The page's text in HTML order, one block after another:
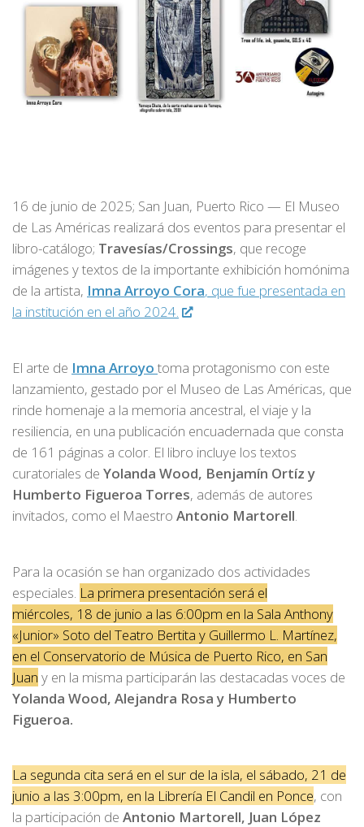
16 de junio de 2025; San Juan, Puerto Rico — El Museo
de Las Américas realizará dos eventos para presentar el
libro-catálogo; Travesías/Crossings, que recoge
imágenes y textos de la importante exhibición homónima
de la artista, Imna Arroyo Cora, que fue presentada en
la institución en el año 2024.
El arte de Imna Arroyo toma protagonismo con este
lanzamiento, gestado por el Museo de Las Américas, que
rinde homenaje a la memoria ancestral, el viaje y la
resiliencia, en una publicación encuadernada que consta
de 161 páginas a color. El libro incluye los textos
curatoriales de Yolanda Wood, Benjamín Ortíz y
Humberto Figueroa Torres, además de autores
invitados, como el Maestro Antonio Martorell.
Para la ocasión se han organizado dos actividades
especiales. La primera presentación será el
miércoles, 18 de junio a las 6:00pm en la Sala Anthony
«Junior» Soto del Teatro Bertita y Guillermo L. Martínez,
en el Conservatorio de Música de Puerto Rico, en San
Juan y en la misma participarán las destacadas voces de
Yolanda Wood, Alejandra Rosa y Humberto
Figueroa.
La segunda cita será en el sur de la isla, el sábado, 21 de
junio a las 3:00pm, en la Librería El Candil en Ponce, con
la participación de Antonio Martorell, Juan López